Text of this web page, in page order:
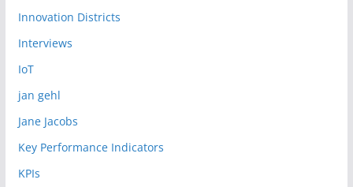
Innovation Districts
Interviews
IoT
jan gehl
Jane Jacobs
Key Performance Indicators
KPIs